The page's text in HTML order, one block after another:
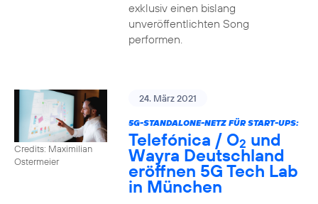
exklusiv einen bislang
unveröffentlichten Song
performen.
Credits: Maximilian
Ostermeier
24. März 2021
5G-STANDALONE-NETZ FÜR START-UPS:
Telefónica / O2 und
Wayra Deutschland
eröffnen 5G Tech Lab
in München